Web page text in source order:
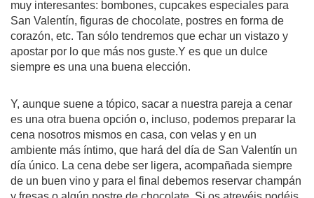
muy interesantes: bombones, cupcakes especiales para
San Valentín, figuras de chocolate, postres en forma de
corazón, etc. Tan sólo tendremos que echar un vistazo y
apostar por lo que más nos guste.Y es que un dulce
siempre es una una buena elección.
Y, aunque suene a tópico, sacar a nuestra pareja a cenar
es una otra buena opción o, incluso, podemos preparar la
cena nosotros mismos en casa, con velas y en un
ambiente más íntimo, que hará del día de San Valentín un
día único. La cena debe ser ligera, acompañada siempre
de un buen vino y para el final debemos reservar champán